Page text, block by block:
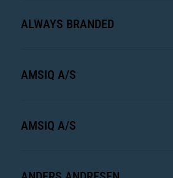
ALWAYS BRANDED
AMSIQ A/S
AMSIQ A/S